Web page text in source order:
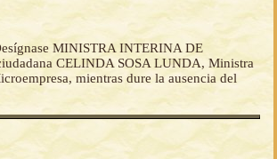
MINISTRA INTERINA DE
CELINDA SOSA LUNDA, Ministra
mientras dure la ausencia del